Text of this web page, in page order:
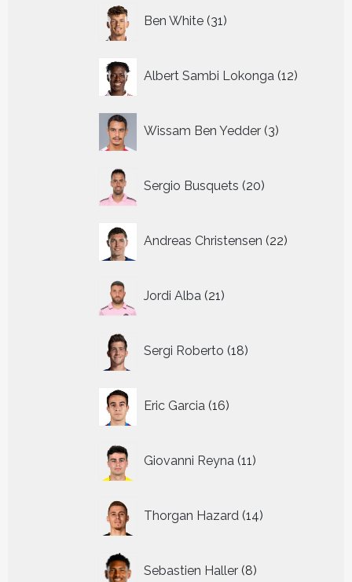
Ben White 31
producten
Albert Sambi Lokonga 12
Wissam Ben Yedder 3
producten
Sergio Busquets 20
producten
Andreas Christensen 22
producten
Jordi Alba 21
producten
Sergi Roberto 18
producten
Eric Garcia 16
producten
Giovanni Reyna 11
producten
Thorgan Hazard 14
producten
Sebastien Haller 8